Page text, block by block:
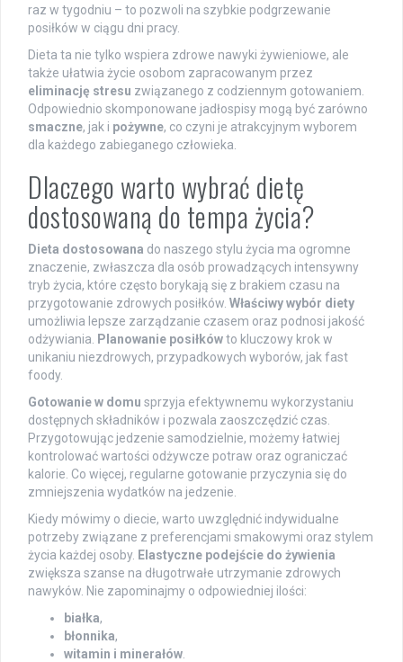
raz w tygodniu – to pozwoli na szybkie podgrzewanie
posiłków w ciągu dni pracy.
Dieta ta nie tylko wspiera zdrowe nawyki żywieniowe, ale
także ułatwia życie osobom zapracowanym przez
eliminację stresu związanego z codziennym gotowaniem.
Odpowiednio skomponowane jadłospisy mogą być zarówno
smaczne, jak i pożywne, co czyni je atrakcyjnym wyborem
dla każdego zabieganego człowieka.
Dlaczego warto wybrać dietę
dostosowaną do tempa życia?
Dieta dostosowana do naszego stylu życia ma ogromne
znaczenie, zwłaszcza dla osób prowadzących intensywny
tryb życia, które często borykają się z brakiem czasu na
przygotowanie zdrowych posiłków. Właściwy wybór diety
umożliwia lepsze zarządzanie czasem oraz podnosi jakość
odżywiania.
Planowanie posiłkówto kluczowy krok w
unikaniu niezdrowych, przypadkowych wyborów, jak fast
foody.
Gotowanie w domu sprzyja efektywnemu wykorzystaniu
dostępnych składników i pozwala zaoszczędzić czas.
Przygotowując jedzenie samodzielnie, możemy łatwiej
kontrolować wartości odżywcze potraw oraz ograniczać
kalorie. Co więcej, regularne gotowanie przyczynia się do
zmniejszenia wydatków na jedzenie.
Kiedy mówimy o diecie, warto uwzględnić indywidualne
potrzeby związane z preferencjami smakowymi oraz stylem
życia każdej osoby. Elastyczne podejście do żywienia
zwiększa szanse na długotrwałe utrzymanie zdrowych
nawyków. Nie zapominajmy o odpowiedniej ilości:
białka,
błonnika,
witamin i minerałów